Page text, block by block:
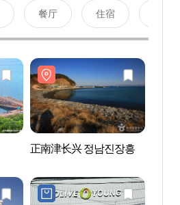
餐厅 住宿
正南津长兴 정남진장흥